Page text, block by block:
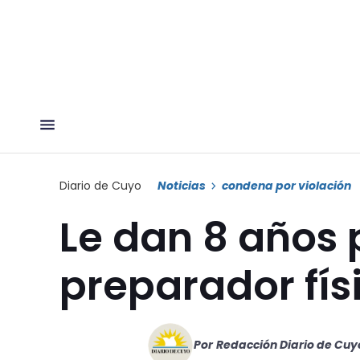
Diario de Cuyo Noticias condena por violación
Le dan 8
preparador
Por Redacción Diario de